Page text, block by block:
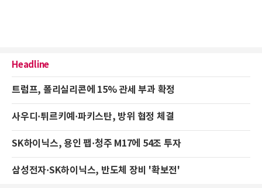
Headline
트럼프, 폴리실리콘에 15% 관세 부과 확정
사우디·튀르키예·파키스탄, 방위 협정 체결
SK하이닉스, 용인 팹·청주 M17에 54조 투자
삼성전자·SK하이닉스, 반도체 장비 '확보전'